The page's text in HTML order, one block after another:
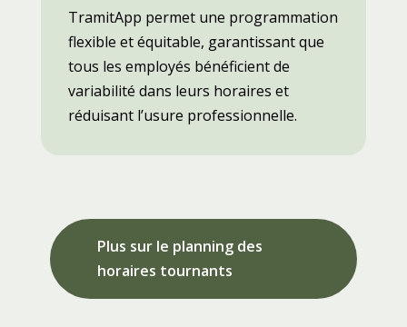
TramitApp permet une programmation
flexible et équitable, garantissant que
tous les employés bénéficient de
variabilité dans leurs horaires et
réduisant l’usure professionnelle.
Plus sur le planning des
horaires tournants